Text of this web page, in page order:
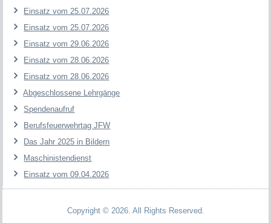
Einsatz vom 25.07.2026
Einsatz vom 25.07.2026
Einsatz vom 29.06.2026
Einsatz vom 28.06.2026
Einsatz vom 28.06.2026
Abgeschlossene Lehrgänge
Spendenaufruf
Berufsfeuerwehrtag JFW
Das Jahr 2025 in Bildern
Maschinistendienst
Einsatz vom 09.04.2026
Copyright © 2026. All Rights Reserved.